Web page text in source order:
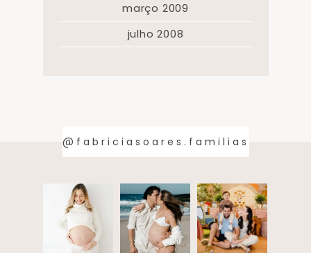
março 2009
julho 2008
@fabriciasoares.familias